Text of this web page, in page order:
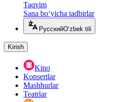
Taqvim
Sana bo‘yicha tadbirlar
РусскийO‘zbek tili
Kirish
Kino
Konsertlar
Mashhurlar
Teatrlar